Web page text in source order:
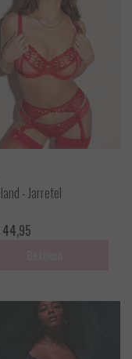
- Jarretel
44,95